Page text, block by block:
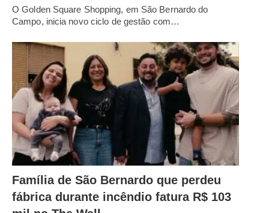
O Golden Square Shopping, em São Bernardo do
Campo, inicia novo ciclo de gestão com…
Família de São Bernardo que perdeu
fábrica durante incêndio fatura R$ 103